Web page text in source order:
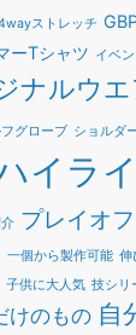
ストレッチ
ーTシャツ イベ
ナルウエ
グローブ ショルダ
イラ
プレイオフ
一個から製作可能 伸
子供に大人気 技シリ
けのもの 自